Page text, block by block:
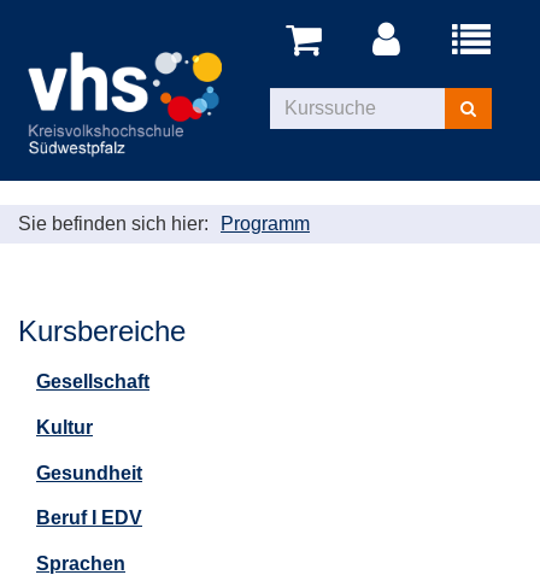
Menü
Kurse
suchen
Sie befinden sich hier: Programm
Kursbereiche
Gesellschaft
Kultur
Gesundheit
Beruf I EDV
Sprachen